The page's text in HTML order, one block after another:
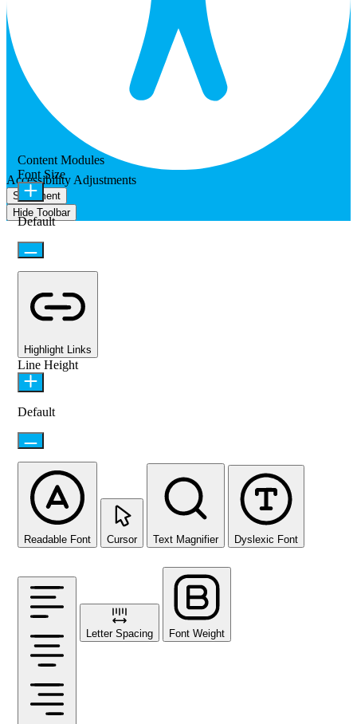
Accessibility Adjustments
Statement
Hide Toolbar
Content Modules
Font Size
Default
Highlight Links
Line Height
Default
Readable Font Cursor Text Magnifier Dyslexic Font
Letter Spacing Font Weight